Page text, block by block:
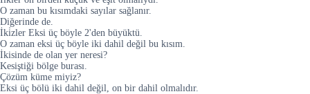
O zaman bu kısımdaki sayılar sağlanır.
Diğerinde de.
İki̇zler Eksi üç böyle 2'den büyüktü.
O zaman eksi üç böyle iki dahil değil bu kısım.
İkisinde de olan yer neresi?
Kesiştiği bölge burası.
Çözüm küme miyiz?
Eksi üç bölü iki dahil değil, on bir dahil olmalıdır.